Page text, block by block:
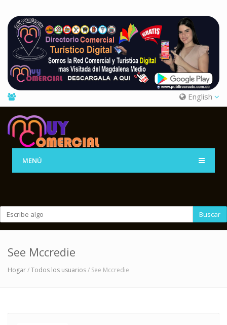
English
MENÚ
Buscar
See Mccredie
Hogar/Todos los usuarios/ See Mccredie